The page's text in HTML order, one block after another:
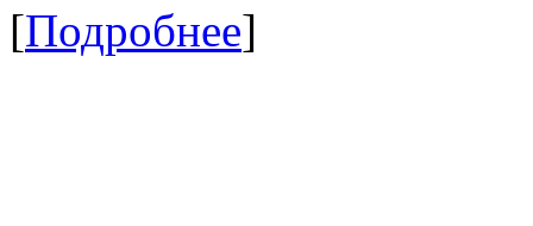
[Подробнее]